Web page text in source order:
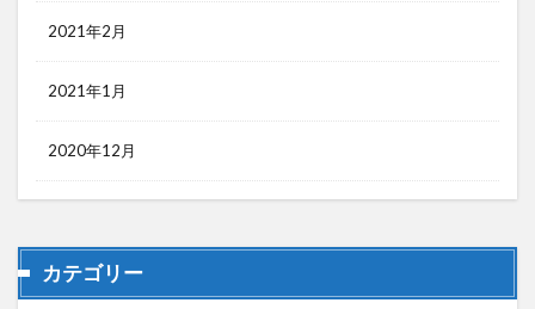
2021年2月
2021年1月
2020年12月
カテゴリー